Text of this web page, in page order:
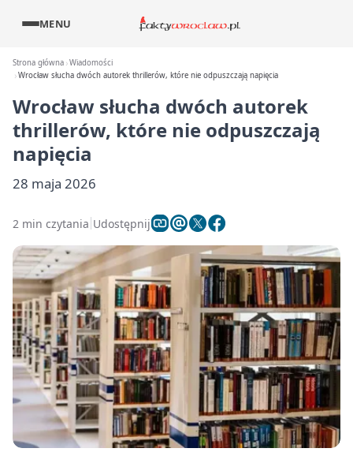
MENU
Strona główna Wiadomości
Wrocław słucha dwóch autorek thrillerów, które nie odpuszczają napięcia
Wrocław słucha dwóch autorek
thrillerów, które nie odpuszczają
napięcia
28 maja 2026
2 min czytania Udostępnij